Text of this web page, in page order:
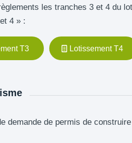
les tranches 3 et 4 du
4 » :
T3 Lotissement T4
demande de permis de